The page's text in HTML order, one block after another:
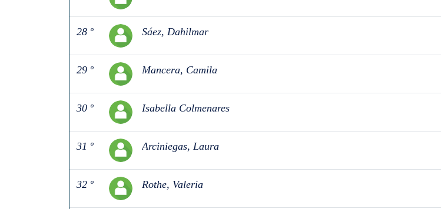
28 º Sáez, Dahilmar
29 º Mancera, Camila
30 º Isabella Colmenares
31 º Arciniegas, Laura
32 º Rothe, Valeria